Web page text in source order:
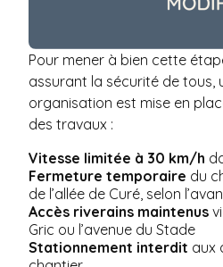
Pour mener à bien cette
assurant la sécurité de tous,
organisation est mise en
des travaux :
Vitesse limitée à 30 km/h
Fermeture temporaire du
de l’allée de Curé, selon
Accès riverains maintenus
Gric ou l’avenue du Stade
Stationnement interdit aux